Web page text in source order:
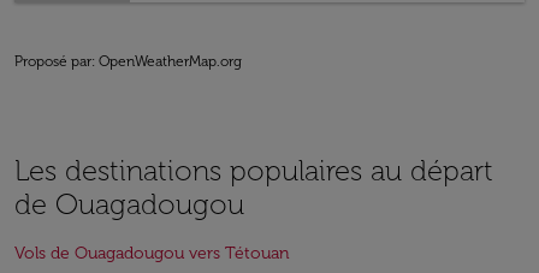
Proposé par: OpenWeatherMap.org
Les destinations populaires au départ
de Ouagadougou
Vols de Ouagadougou vers Tétouan